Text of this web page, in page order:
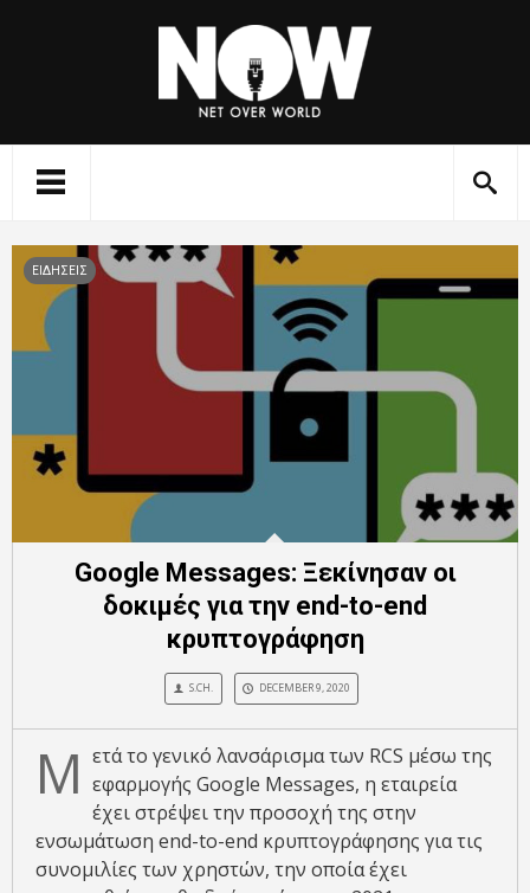
ΕΙΔΗΣΕΙΣ
Google Messages: Ξεκίνησαν οι
δοκιμές για την end-to-end
κρυπτογράφηση
S.CH. DECEMBER 9, 2020
Μ ετά το γενικό λανσάρισμα των RCS μέσω της
εφαρμογής Google Messages, η εταιρεία
έχει στρέψει την προσοχή της στην
ενσωμάτωση end-to-end κρυπτογράφησης για τις
συνομιλίες των χρηστών, την οποία έχει